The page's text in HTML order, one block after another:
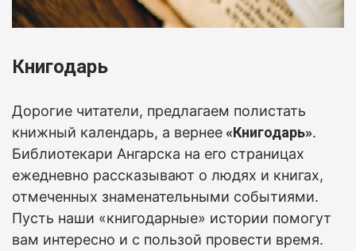
Книгодарь
Дорогие читатели, предлагаем полистать
книжный календарь, а вернее«Книгодарь».
Библиотекари Ангарска на его страницах
ежедневно рассказывают о людях и книгах,
отмеченных знаменательными событиями.
Пусть наши «книгодарные» истории помогут
вам интересно и с пользой провести время.